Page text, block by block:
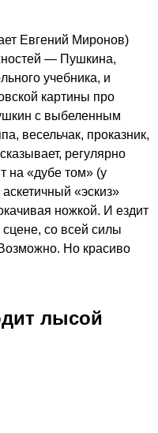
Евгений Миронов)
— Пушкина,
учебника, и
картины про
с выбеленным
весельчак, проказник,
регулярно
на «дубе том» (у
«эскиз»
ножкой. И ездит
со всей силы
Но красиво
лысой